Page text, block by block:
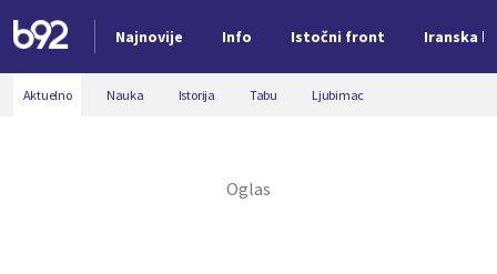
Najnovije Info Istočni front Iranska
Nova vest
Aktuelno Nauka Istorija Tabu Ljubimac